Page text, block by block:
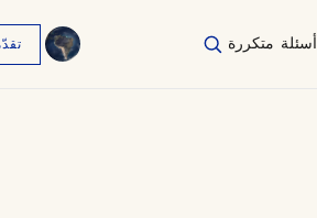
أسئلة متكررة